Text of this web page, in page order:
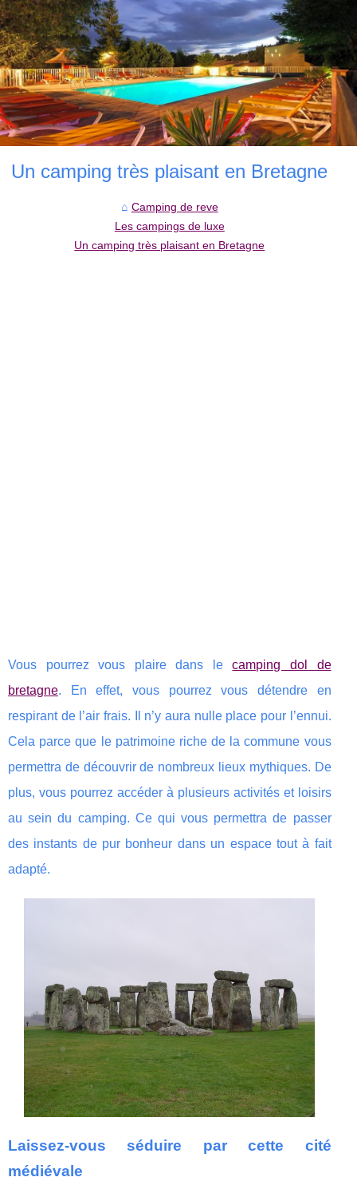
Un camping très plaisant en Bretagne
Camping de reve
Les campings de luxe
Un camping très plaisant en Bretagne
Vous pourrez vous plaire dans lecamping dol de
bretagne. En effet, vous pourrez vous détendre en
respirant de l’air frais. Il n’y aura nulle place pour l’ennui.
Cela parce que le patrimoine riche de la commune vous
permettra de découvrir de nombreux lieux mythiques. De
plus, vous pourrez accéder à plusieurs activités et loisirs
au sein du camping. Ce qui vous permettra de passer
des instants de pur bonheur dans un espace tout à fait
adapté.
Laissez-vous séduire par cette cité
médiévale